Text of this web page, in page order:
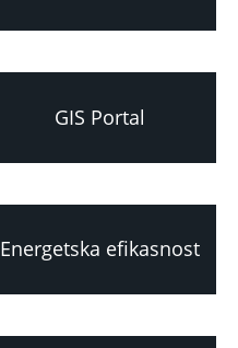
GIS Portal
Energetska efikasnost